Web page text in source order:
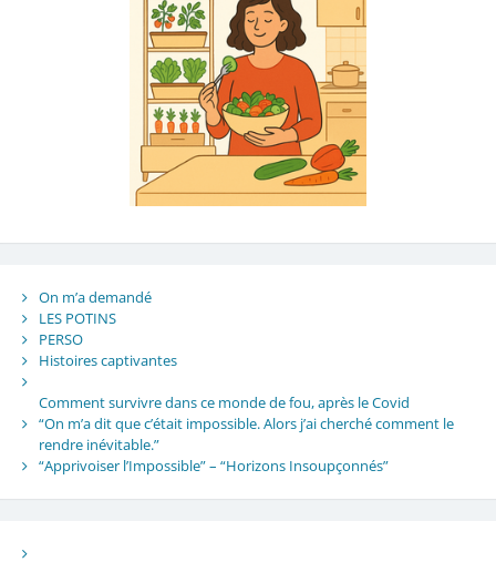
On m’a demandé
LES POTINS
PERSO
Histoires captivantes
Comment survivre dans ce monde de fou, après le Covid
“On m’a dit que c’était impossible. Alors j’ai cherché comment le
rendre inévitable.”
“Apprivoiser l’Impossible” – “Horizons Insoupçonnés”